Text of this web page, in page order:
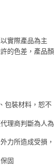
實際產品為主
的色差，產品顏
包裝材料，恕不
理商判斷為人為
力所造成受損，
固